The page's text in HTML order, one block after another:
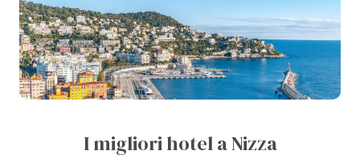
I migliori hotel a Nizza